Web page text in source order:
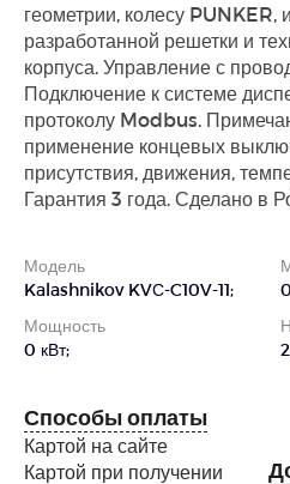
геометрии, колесу PUNKER,
разработанной решетки и
корпуса. Управление с
Подключение к системе
протоколу Modbus.
применение концевых
присутствия, движения,
Гарантия 3 года. Сделано в
Модель
Kalashnikov KVС-C10V-11;
Мощность
0 кВт;
Способы оплаты
Картой на сайте
Картой при получении